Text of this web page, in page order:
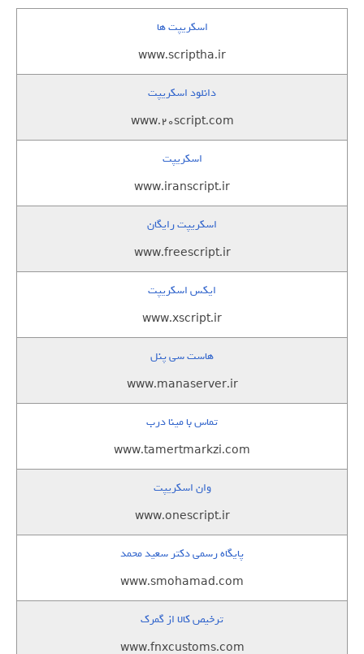
اسکریپت ها
www.scriptha.ir
دانلود اسکریپت
www.20script.com
اسکریپت
www.iranscript.ir
اسکریپت رایگان
www.freescript.ir
ایکس اسکریپت
www.xscript.ir
هاست سی پنل
www.manaserver.ir
تماس با مینا درب
www.tamertmarkzi.com
وان اسکریپت
www.onescript.ir
پایگاه رسمی دکتر سعید محمد
www.smohamad.com
ترخیص کالا از گمرک
www.fnxcustoms.com